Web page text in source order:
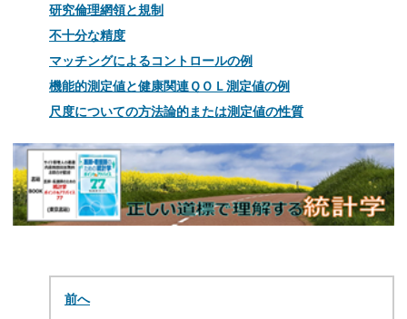
研究倫理網領と規制
不十分な精度
マッチングによるコントロールの例
機能的測定値と健康関連ＱＯＬ測定値の例
尺度についての方法論的または測定値の性質
前へ